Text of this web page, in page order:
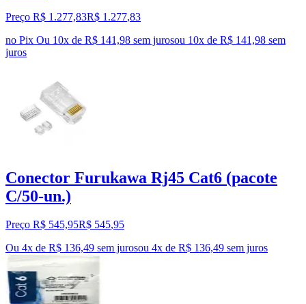
Preço R$ 1.277,83R$ 1.277,83
no Pix Ou 10x de R$ 141,98 sem jurosou 10x de R$ 141,98 sem
juros
Conector Furukawa Rj45 Cat6 (pacote
C/50-un.)
Preço R$ 545,95R$ 545,95
Ou 4x de R$ 136,49 sem jurosou 4x de R$ 136,49 sem juros